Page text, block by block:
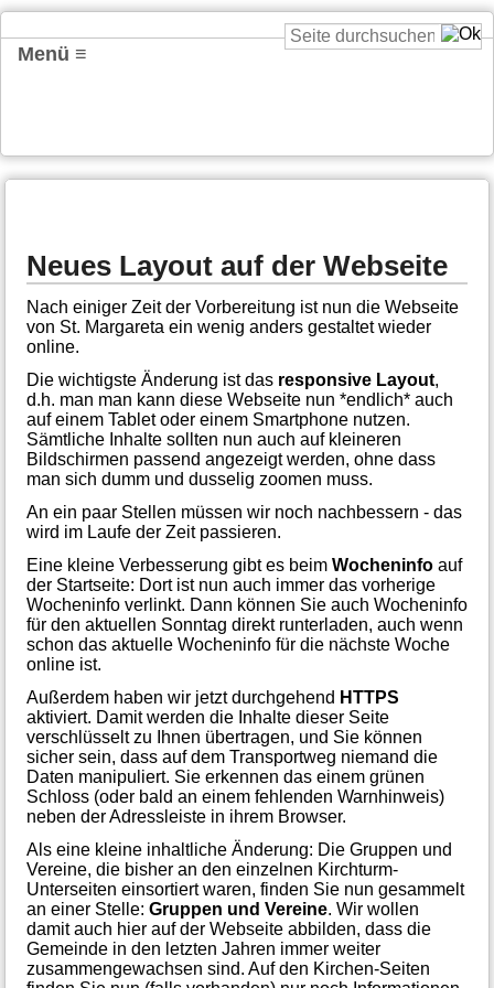
Menü ≡
Neues Layout auf der Webseite
Nach einiger Zeit der Vorbereitung ist nun die Webseite
von St. Margareta ein wenig anders gestaltet wieder
online.
Die wichtigste Änderung ist das responsive Layout,
d.h. man man kann diese Webseite nun *endlich* auch
auf einem Tablet oder einem Smartphone nutzen.
Sämtliche Inhalte sollten nun auch auf kleineren
Bildschirmen passend angezeigt werden, ohne dass
man sich dumm und dusselig zoomen muss.
An ein paar Stellen müssen wir noch nachbessern - das
wird im Laufe der Zeit passieren.
Eine kleine Verbesserung gibt es beim Wocheninfoauf
der Startseite: Dort ist nun auch immer das vorherige
Wocheninfo verlinkt. Dann können Sie auch Wocheninfo
für den aktuellen Sonntag direkt runterladen, auch wenn
schon das aktuelle Wocheninfo für die nächste Woche
online ist.
Außerdem haben wir jetzt durchgehend HTTPS
aktiviert. Damit werden die Inhalte dieser Seite
verschlüsselt zu Ihnen übertragen, und Sie können
sicher sein, dass auf dem Transportweg niemand die
Daten manipuliert. Sie erkennen das einem grünen
Schloss (oder bald an einem fehlenden Warnhinweis)
neben der Adressleiste in ihrem Browser.
Als eine kleine inhaltliche Änderung: Die Gruppen und
Vereine, die bisher an den einzelnen Kirchturm-
Unterseiten einsortiert waren, finden Sie nun gesammelt
an einer Stelle: Gruppen und Vereine. Wir wollen
damit auch hier auf der Webseite abbilden, dass die
Gemeinde in den letzten Jahren immer weiter
zusammengewachsen sind. Auf den Kirchen-Seiten